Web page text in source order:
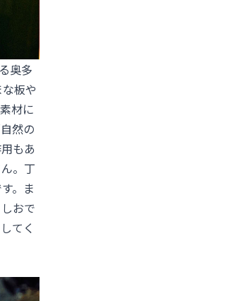
奥多
板や
材に
然の
もあ
。丁
。ま
おで
てく